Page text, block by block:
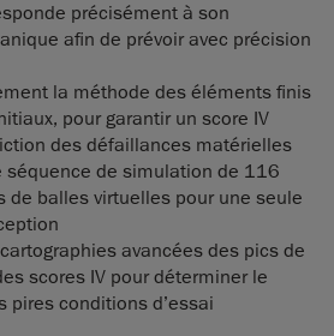
précisément à son
afin de prévoir avec précision
la méthode des éléments finis
pour garantir un score IV
des défaillances matérielles
séquence de simulation de 116
de balles virtuelles pour une seule
avancées des pics de
scores IV pour déterminer le
pires conditions d’essai